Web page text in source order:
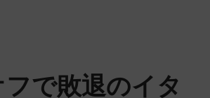
で敗退のイタ